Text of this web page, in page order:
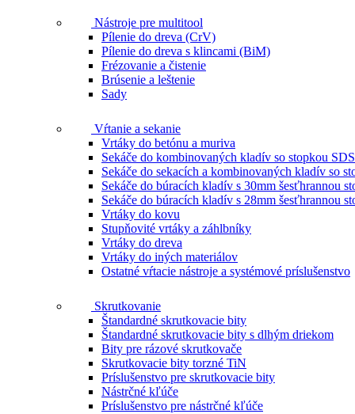
Nástroje pre multitool
Pílenie do dreva (CrV)
Pílenie do dreva s klincami (BiM)
Frézovanie a čistenie
Brúsenie a leštenie
Sady
Vŕtanie a sekanie
Vrtáky do betónu a muriva
Sekáče do kombinovaných kladív so stopkou
Sekáče do sekacích a kombinovaných kladív so
Sekáče do búracích kladív s 30mm šesťhrannou
Sekáče do búracích kladív s 28mm šesťhrannou
Vrtáky do kovu
Stupňovité vrtáky a záhlbníky
Vrtáky do dreva
Vrtáky do iných materiálov
Ostatné vŕtacie nástroje a systémové príslušenstvo
Skrutkovanie
Štandardné skrutkovacie bity
Štandardné skrutkovacie bity s dlhým driekom
Bity pre rázové skrutkovače
Skrutkovacie bity torzné TiN
Príslušenstvo pre skrutkovacie bity
Nástrčné kľúče
Príslušenstvo pre nástrčné kľúče